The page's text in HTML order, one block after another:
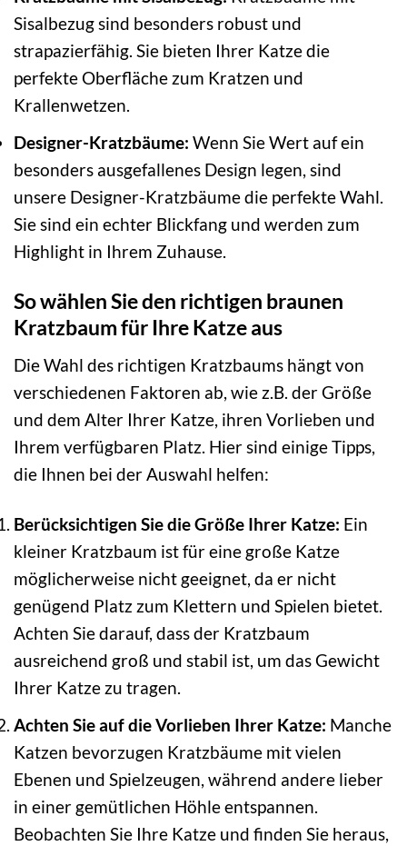
Sisalbezug sind besonders robust und
strapazierfähig. Sie bieten Ihrer Katze die
perfekte Oberfläche zum Kratzen und
Krallenwetzen.
Designer-Kratzbäume: Wenn Sie Wert auf ein
besonders ausgefallenes Design legen, sind
unsere Designer-Kratzbäume die perfekte Wahl.
Sie sind ein echter Blickfang und werden zum
Highlight in Ihrem Zuhause.
So wählen Sie den richtigen braunen
Kratzbaum für Ihre Katze aus
Die Wahl des richtigen Kratzbaums hängt von
verschiedenen Faktoren ab, wie z.B. der Größe
und dem Alter Ihrer Katze, ihren Vorlieben und
Ihrem verfügbaren Platz. Hier sind einige Tipps,
die Ihnen bei der Auswahl helfen:
Berücksichtigen Sie die Größe Ihrer Katze: Ein
kleiner Kratzbaum ist für eine große Katze
möglicherweise nicht geeignet, da er nicht
genügend Platz zum Klettern und Spielen bietet.
Achten Sie darauf, dass der Kratzbaum
ausreichend groß und stabil ist, um das Gewicht
Ihrer Katze zu tragen.
Achten Sie auf die Vorlieben Ihrer Katze: Manche
Katzen bevorzugen Kratzbäume mit vielen
Ebenen und Spielzeugen, während andere lieber
in einer gemütlichen Höhle entspannen.
Beobachten Sie Ihre Katze und finden Sie heraus,